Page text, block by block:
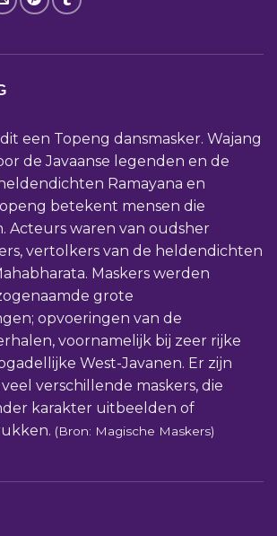
een Topeng dansmasker. Wajang
de Javaanse legenden en de
Ramayana en
betekent mensen die
Acteurs waren van oudsher
vertolkers van de heldendichten
Maskers werden
grote
opvoeringen van de
voornamelijk bij zeer rijke
West-Javanen. Er zijn
verschillende maskers, die
karakter uitbeelden of
(Bron: Magische Maskers)